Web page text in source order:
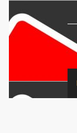
to
content